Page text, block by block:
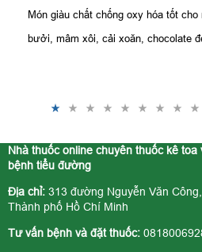
Món giàu chất chống oxy hóa tốt
bưởi, mâm xôi, cải xoăn, chocolate
Nhà thuốc online chuyên thuốc kê
bệnh tiểu đường
Địa chỉ: 313 đường Nguyễn Văn
Thành phố Hồ Chí Minh
Tư vấn bệnh và đặt thuốc: